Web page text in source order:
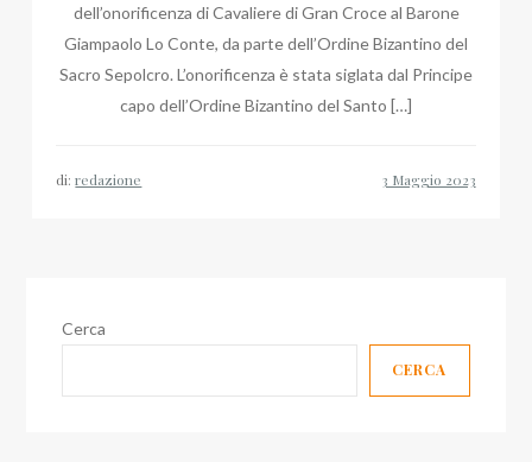
dell’onorificenza di Cavaliere di Gran Croce al Barone
Giampaolo Lo Conte, da parte dell’Ordine Bizantino del
Sacro Sepolcro. L’onorificenza è stata siglata dal Principe
capo dell’Ordine Bizantino del Santo […]
di:redazione
Cerca
CERCA